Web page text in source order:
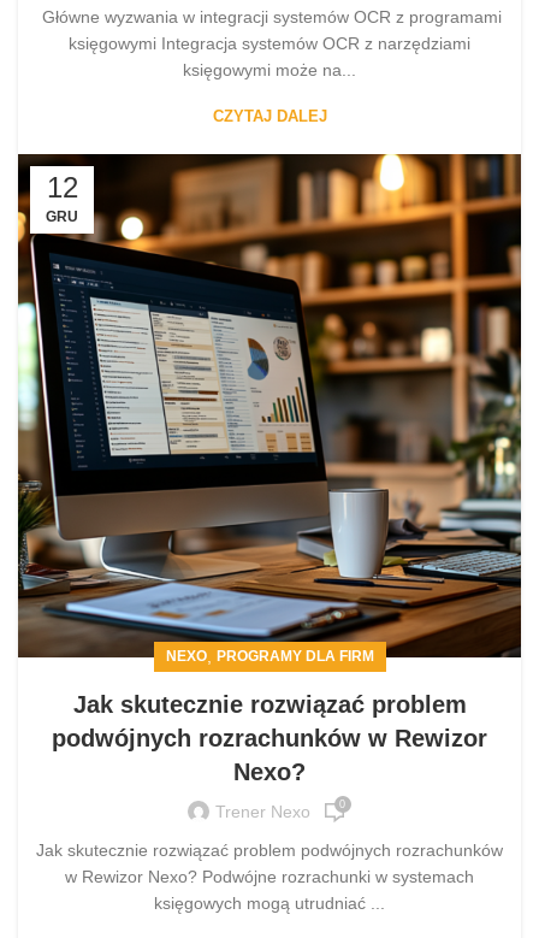
Główne wyzwania w integracji systemów OCR z programami
księgowymi Integracja systemów OCR z narzędziami
księgowymi może na...
CZYTAJ DALEJ
12
GRU
NEXO, PROGRAMY DLA FIRM
Jak skutecznie rozwiązać problem
podwójnych rozrachunków w Rewizor
Nexo?
Trener Nexo 0
Jak skutecznie rozwiązać problem podwójnych rozrachunków
w Rewizor Nexo? Podwójne rozrachunki w systemach
księgowych mogą utrudniać ...